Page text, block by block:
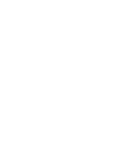
winkelwagen